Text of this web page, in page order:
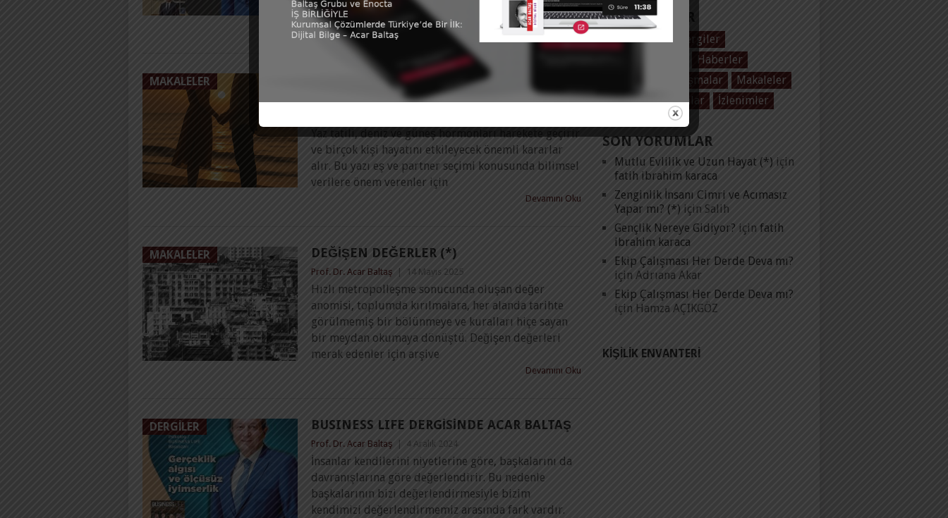
duyar.
Devamını Oku
MAKALELER
AŞK VE EVLILIK KONUSUNDA YANILGILAR
Yaz tatili, deniz ve güneş hormonları harekete geçirir
ve birçok kişi hayatını etkileyecek önemli kararlar
alır. Bu yazı eş ve partner seçimi konusunda bilimsel
verilere önem verenler için
Devamını Oku
MAKALELER DEĞIŞEN DEĞERLER (*)
Prof. Dr. Acar Baltaş 14 Mayıs 2025
Hızlı metropolleşme sonucunda oluşan değer
anomisi, toplumda kırılmalara, her alanda tarihte
görülmemiş bir bölünmeye ve kuralları hiçe sayan
bir meydan okumaya dönüştü. Değişen değerleri
merak edenler için arşive
Devamını Oku
DERGILER BUSINESS LIFE DERGİSİNDE ACAR BALTAŞ
Prof. Dr. Acar Baltaş 4 Aralık 2024
İnsanlar kendilerini niyetlerine göre, başkalarını da
davranışlarına göre değerlendirir. Bu nedenle
başkalarının bizi değerlendirmesiyle bizim
kendimizi değerlendirmemiz arasında fark vardır.
KATEGORILER
Dergiler
Haberler
Konuşmalar
Makaleler
Videolar
Yayınlar İzlenimler
SON YORUMLAR
Mutlu Evlilik ve Uzun Hayat (*) için
fatih ibrahim karaca
Zenginlik İnsanı Cimri ve Acımasız
Yapar mı? (*) için Salih
Gençlik Nereye Gidiyor? içinfatih
ibrahim karaca
Ekip Çalışması Her Derde Deva mı?
için Adrıana Akar
Ekip Çalışması Her Derde Deva mı?
için Hamza AÇIKGÖZ
KIŞILIK ENVANTERI